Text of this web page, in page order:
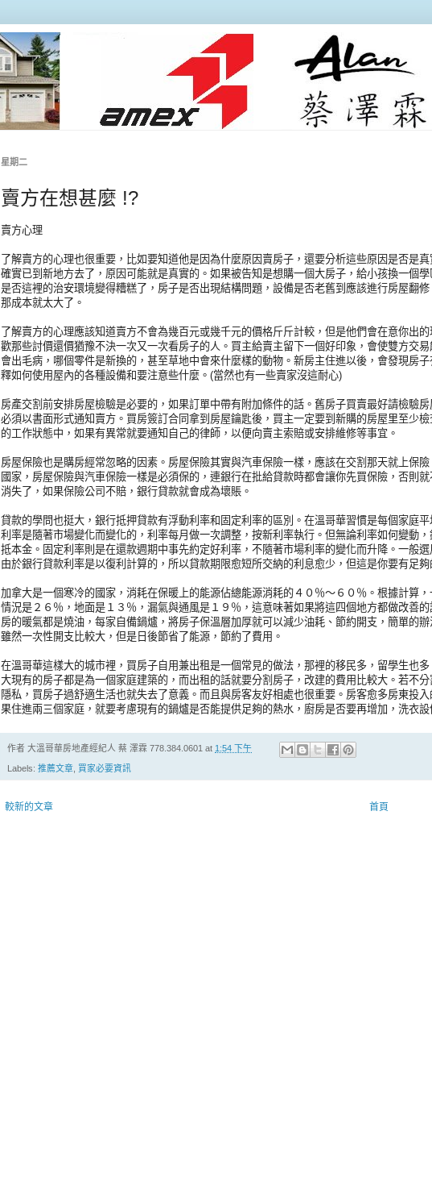
星期二
賣方在想甚麼 !?
賣方心理
了解賣方的心理也很重要，比如要知道他是因為什麼原因賣房子，還要分析這些原因是否是
確實已到新地方去了，原因可能就是真實的。如果被告知是想購一個大房子，給小孩換一個
是否這裡的治安環境變得糟糕了，房子是否出現結構問題，設備是否老舊到應該進行房屋翻
那成本就太大了。
了解賣方的心理應該知道賣方不會為幾百元或幾千元的價格斤斤計較，但是他們會在意你出
歡那些討價還價猶豫不決一次又一次看房子的人。買主給賣主留下一個好印象，會使雙方交
會出毛病，哪個零件是新換的，甚至草地中會來什麼樣的動物。新房主住進以後，會發現房
釋如何使用屋內的各種設備和要注意些什麼。(當然也有一些賣家沒這耐心)
房產交割前安排房屋檢驗是必要的，如果訂單中帶有附加條件的話。舊房子買賣最好請檢驗
必須以書面形式通知賣方。買房簽訂合同拿到房屋鑰匙後，買主一定要到新購的房屋里至少
的工作狀態中，如果有異常就要通知自己的律師，以便向賣主索賠或安排維修等事宜。
房屋保險也是購房經常忽略的因素。房屋保險其實與汽車保險一樣，應該在交割那天就上保
國家，房屋保險與汽車保險一樣是必須保的，連銀行在批給貸款時都會讓你先買保險，否則
消失了，如果保險公司不賠，銀行貸款就會成為壞賬。
貸款的學問也挺大，銀行抵押貸款有浮動利率和固定利率的區別。在溫哥華習慣是每個家庭
利率是隨著市場變化而變化的，利率每月做一次調整，按新利率執行。但無論利率如何變動
抵本金。固定利率則是在還款週期中事先約定好利率，不隨著市場利率的變化而升降。一般
由於銀行貸款利率是以復利計算的，所以貸款期限愈短所交納的利息愈少，但這是你要有足夠
加拿大是一個寒冷的國家，消耗在保暖上的能源佔總能源消耗的４０％～６０％。根據計算
情況是２６％，地面是１３％，漏氣與通風是１９％，這意味著如果將這四個地方都做改善
房的暖氣都是燒油，每家自備鍋爐，將房子保溫層加厚就可以減少油耗、節約開支，簡單的
雖然一次性開支比較大，但是日後節省了能源，節約了費用。
在溫哥華這樣大的城市裡，買房子自用兼出租是一個常見的做法，那裡的移民多，留學生也
大現有的房子都是為一個家庭建築的，而出租的話就要分割房子，改建的費用比較大。若不
隱私，買房子過舒適生活也就失去了意義。而且與房客友好相處也很重要。房客愈多房東投
果住進兩三個家庭，就要考慮現有的鍋爐是否能提供足夠的熱水，廚房是否要再增加，洗衣設
作者 大溫哥華房地產經紀人 蔡 澤霖 778.384.0601 at 1:54 下午
Labels: 推薦文章 買家必要資訊
較新的文章 首頁